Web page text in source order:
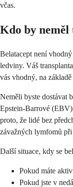
včas.
Kdo by neměl
Belatacept není
ledviny. Váš
vás vhodný, na
Neměli byste dostávat
Epstein-Barrové
proto, že lidé bez
závažných lymfomů
Další situace, kdy se
Pokud máte
Pokud jste v